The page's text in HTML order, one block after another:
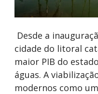
Desde a
cidade do litoral
maior PIB do
águas. A
modernos como